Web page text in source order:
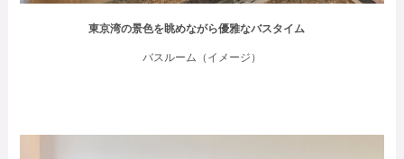
東京湾の景色を眺めながら優雅なバスタイム
バスルーム（イメージ）